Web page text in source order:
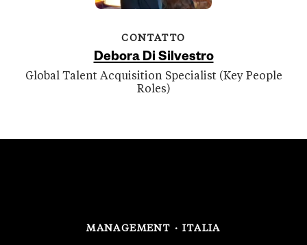
CONTATTO
Debora Di Silvestro
Global Talent Acquisition Specialist (Key People
Roles)
MANAGEMENT · ITALIA